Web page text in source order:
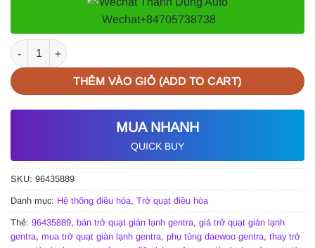
Wechat+84705738738
TRỞ QUẠT GIÀN LẠNH DAEWOO GENTRA số lượng
THÊM VÀO GIỎ (ADD TO CART)
MUA NHANH
QUICK BUY
SKU: 96435889
Danh mục: Hệ thống điều hòa, Trở quạt điều hòa
Thẻ: 96435889, bán trở quạt giàn lạnh gentra, giá trở quạt giàn lạnh
gentra, mua trở quạt giàn lạnh gentra, phụ tùng daewoo gentra, thay trở